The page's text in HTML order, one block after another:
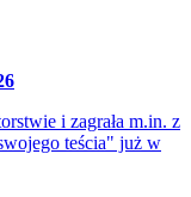
i zagrała m.in. z
teścia" już w